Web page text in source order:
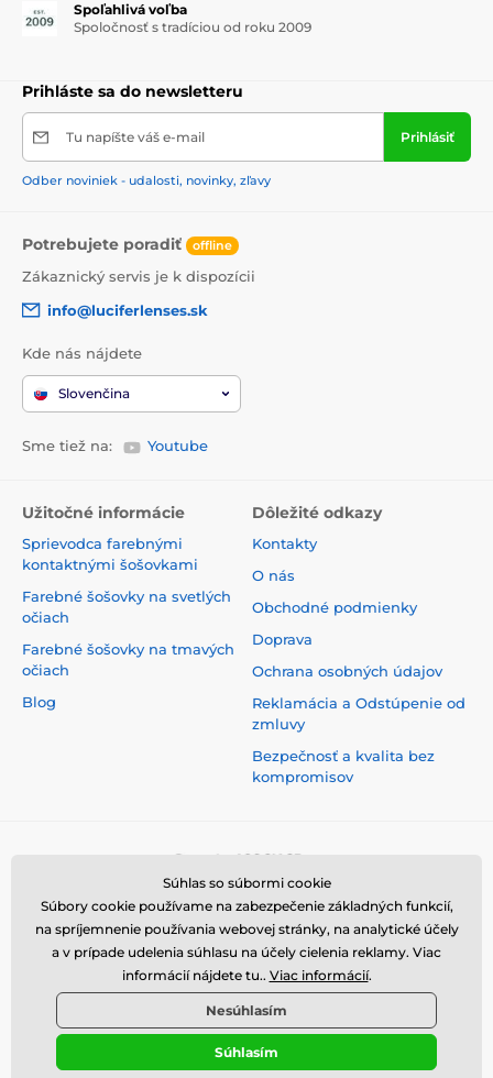
Spoľahlivá voľba
Spoločnosť s tradíciou od roku 2009
Prihláste sa do newsletteru
Tu napíšte váš e-mail Prihlásiť
Odber noviniek - udalosti, novinky, zľavy
Potrebujete poradiť offline
Zákaznický servis je k dispozícii
info@luciferlenses.sk
Kde nás nájdete
Slovenčina
Sme tiež na: Youtube
Užitočné informácie
Sprievodca farebnými
kontaktnými šošovkami
Farebné šošovky na svetlých
očiach
Farebné šošovky na tmavých
očiach
Blog
Dôležité odkazy
Kontakty
O nás
Obchodné podmienky
Doprava
Ochrana osobných údajov
Reklamácia a Odstúpenie od
zmluvy
Bezpečnosť a kvalita bez
kompromisov
© 2026 www.luciferlenses.sk ⦁ E-shop vytvorila
Súhlas so súbormi cookie
Súbory cookie používame na zabezpečenie základných funkcií,
na spríjemnenie používania webovej stránky, na analytické účely
a v prípade udelenia súhlasu na účely cielenia reklamy. Viac
informácií nájdete tu.. Viac informácií.
Nesúhlasím
Súhlasím